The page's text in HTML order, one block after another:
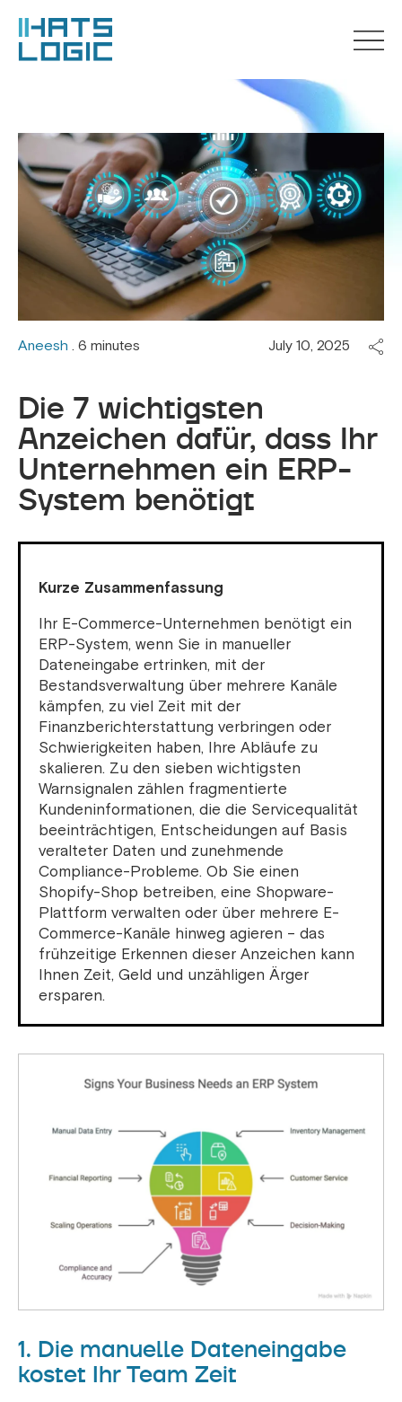
Aneesh . 6 minutes July 10, 2025
Die 7 wichtigsten
Anzeichen dafür, dass Ihr
Unternehmen ein ERP-
System benötigt
Kurze Zusammenfassung
Ihr E-Commerce-Unternehmen benötigt ein
ERP-System, wenn Sie in manueller
Dateneingabe ertrinken, mit der
Bestandsverwaltung über mehrere Kanäle
kämpfen, zu viel Zeit mit der
Finanzberichterstattung verbringen oder
Schwierigkeiten haben, Ihre Abläufe zu
skalieren. Zu den sieben wichtigsten
Warnsignalen zählen fragmentierte
Kundeninformationen, die die Servicequalität
beeinträchtigen, Entscheidungen auf Basis
veralteter Daten und zunehmende
Compliance-Probleme. Ob Sie einen
Shopify-Shop betreiben, eine Shopware-
Plattform verwalten oder über mehrere E-
Commerce-Kanäle hinweg agieren – das
frühzeitige Erkennen dieser Anzeichen kann
Ihnen Zeit, Geld und unzähligen Ärger
ersparen.
1. Die manuelle Dateneingabe
kostet Ihr Team Zeit